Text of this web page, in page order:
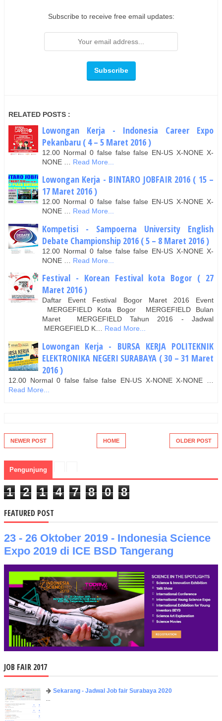
Subscribe to receive free email updates:
RELATED POSTS :
Lowongan Kerja - Indonesia Career Expo
Pekanbaru ( 4 – 5 Maret 2016 )
12.00 Normal 0 false false false EN-US X-NONE X-
NONE …
Read More...
Lowongan Kerja - BINTARO JOBFAIR 2016 ( 15 –
17 Maret 2016 )
12.00 Normal 0 false false false EN-US X-NONE X-
NONE … Read More...
Kompetisi - Sampoerna University English
Debate Championship 2016 ( 5 – 8 Maret 2016 )
12.00 Normal 0 false false false EN-US X-NONE X-
NONE …
Read More...
Festival - Korean Festival kota Bogor ( 27
Maret 2016 )
Daftar Event Festival Bogor Maret 2016 Event
MERGEFIELD Kota Bogor MERGEFIELD Bulan
Maret MERGEFIELD Tahun 2016 - Jadwal
MERGEFIELD K… Read More...
Lowongan Kerja - BURSA KERJA POLITEKNIK
ELEKTRONIKA NEGERI SURABAYA ( 30 – 31 Maret
2016 )
12.00 Normal 0 false false false EN-US X-NONE X-NONE …
Read More...
NEWER POST OLDER POST
HOME
Pengunjung
1 2 1 4 7 8 0 8
FEATURED POST
23 - 26 Oktober 2019 - Indonesia Science
Expo 2019 di ICE BSD Tangerang
JOB FAIR 2017
Sekarang - Jadwal Job fair Surabaya 2020
...